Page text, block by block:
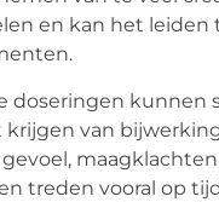
en kan het leiden
doseringen kunnen
krijgen van
treden vooral op